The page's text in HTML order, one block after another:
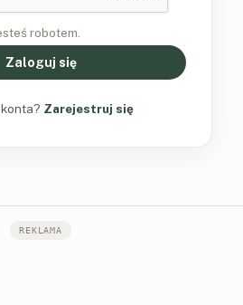
robotem.
Zaloguj się
Zarejestruj się
REKLAMA